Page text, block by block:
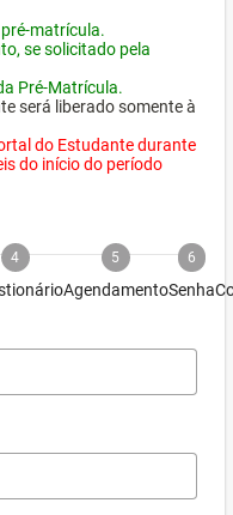
matrícula.
se solicitado pela
Pré-Matrícula.
será liberado somente à
do Estudante durante
do início do período
4 5
Agendamento
6
Senha